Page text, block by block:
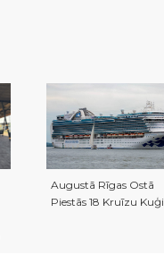
Augustā Rīgas Ostā
Piestās 18 Kruīzu Kuģi